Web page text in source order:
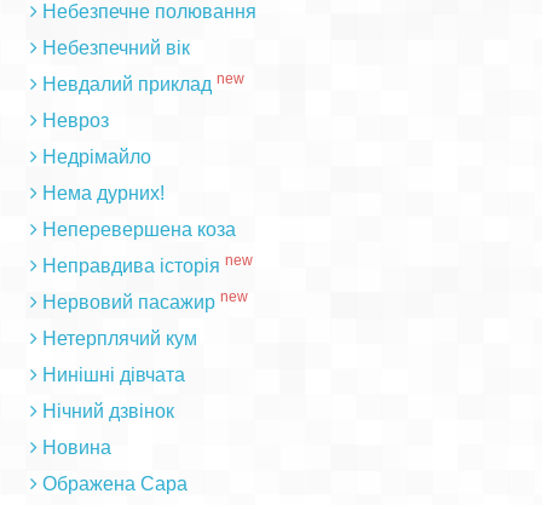
Небезпечне полювання
Небезпечний вік
Невдалий приклад new
Невроз
Недрімайло
Нема дурних!
Неперевершена коза
Неправдива історія new
Нервовий пасажир new
Нетерплячий кум
Нинішні дівчата
Нічний дзвінок
Новина
Ображена Сара